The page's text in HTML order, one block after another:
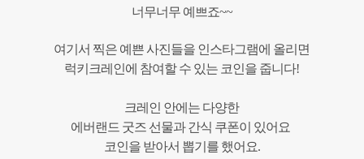
너무너무 예쁘죠~~
여기서 찍은 예쁜 사진들을 인스타그램에 올리면
럭키크레인에 참여할 수 있는 코인을 줍니다!
크레인 안에는 다양한
에버랜드 굿즈 선물과 간식 쿠폰이 있어요
코인을 받아서 뽑기를 했어요.